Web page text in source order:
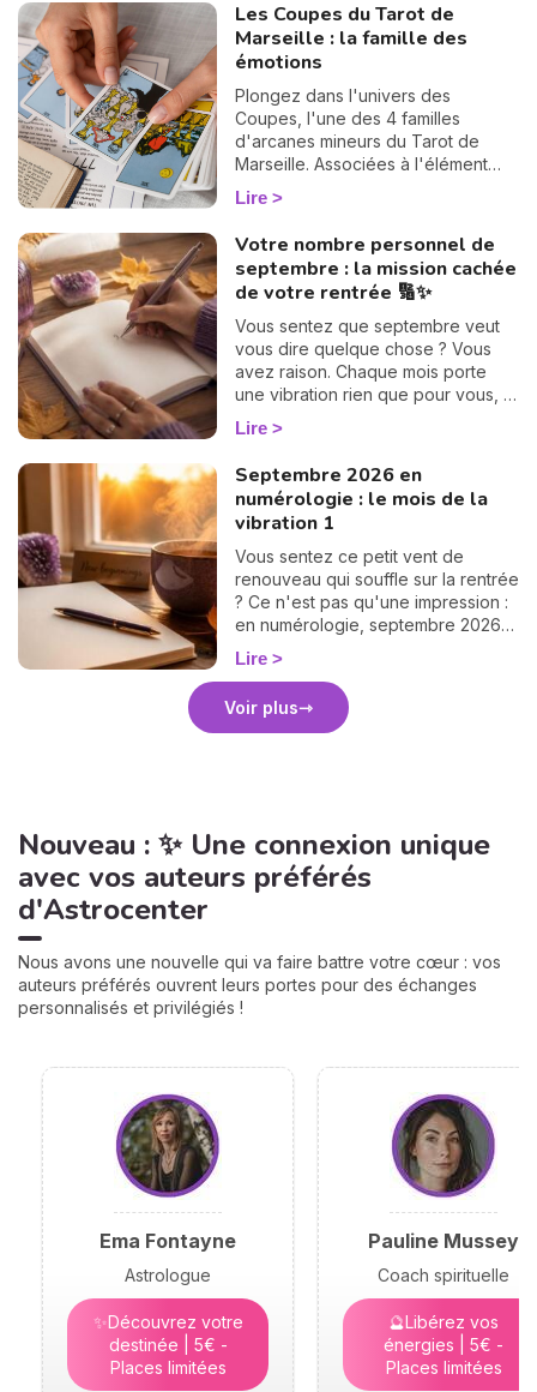
précises, idéales pour celles et
ceux qui souhaitent avancer sans
hésiter. Dans cet article, elle lève le
voile sur les raisons profondes de
notre incarnation.
calme intérieur. 🛡️🌒
Les Coupes du Tarot de
Marseille : la famille des
émotions
Plongez dans l'univers des
Coupes, l'une des 4 familles
d'arcanes mineurs du Tarot de
Marseille. Associées à l'élément
Eau, ces 14 cartes éclairent votre
vie sentimentale, vos relations et
leur signification complète et ce
qu'elles révèlent dans votre tirage.
Lire
Votre nombre personnel de
septembre : la mission cachée
de votre rentrée 🔢✨
Vous sentez que septembre veut
vous dire quelque chose ? Vous
avez raison. Chaque mois porte
une vibration rien que pour vous, et
il suffit d'un petit calcul de 30
secondes pour la révéler. Suivez le
personnel, puis votre mission de
septembre, chiffre par chiffre. 🔢
Lire
Septembre 2026 en
numérologie : le mois de la
vibration 1
Vous sentez ce petit vent de
renouveau qui souffle sur la rentrée
? Ce n'est pas qu'une impression :
en numérologie, septembre 2026
vibre sur le 1, le chiffre des
commencements. Après un mois
d'août tourné vers les bilans, place
à la page blanche. On vous raconte
le climat de ce mois pas comme les
Lire
Voir plus
Nouveau : ✨ Une connexion unique
avec vos auteurs préférés
d'Astrocenter
Nous avons une nouvelle qui va faire battre votre cœur : vos
auteurs préférés ouvrent leurs portes pour des échanges
personnalisés et privilégiés !
Ema Fontayne
Astrologue
✨Découvrez votre
destinée | 5€ -
Places limitées
Pauline Mussey
Coach spirituelle
🔮Libérez vos
énergies | 5€ -
Places limitées